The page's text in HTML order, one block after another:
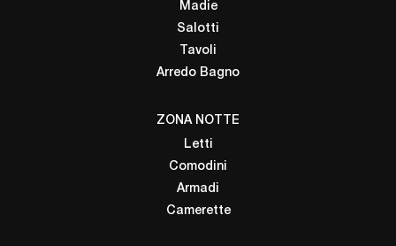
Madie
Salotti
Tavoli
Arredo Bagno
ZONA NOTTE
Letti
Comodini
Armadi
Camerette